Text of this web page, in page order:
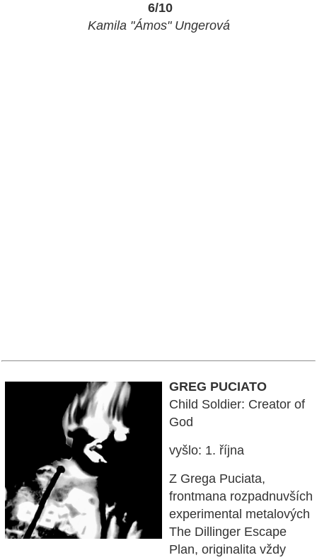
6/10
Kamila "Ámos" Ungerová
GREG PUCIATO
Child Soldier: Creator of
God
vyšlo: 1. října
Z Grega Puciata,
frontmana rozpadnuvších
experimental metalových
The Dillinger Escape
Plan, originalita vždy